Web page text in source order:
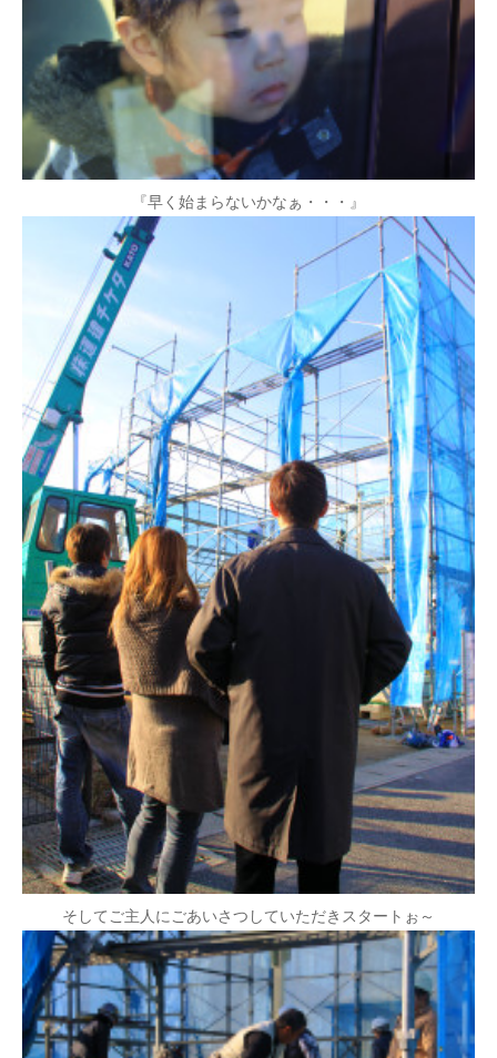
『早く始まらないかなぁ・・・』
そしてご主人にごあいさつしていただきスタートぉ～